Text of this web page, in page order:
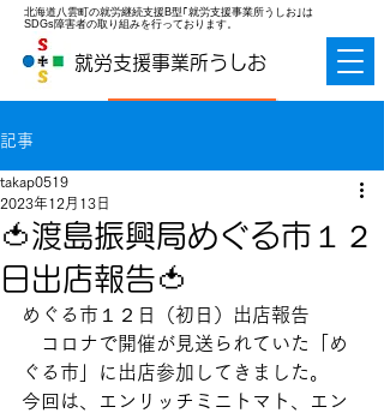
北海道八雲町の就労継続支援B型｢就労支援事業所うしお｣は
SDGs障害者の取り組みを行っております。
就労支援事業所うしお
記事
🍅渡島振興局めぐる市１２
日出店報告🍅
takap0519
2023年12月13日
めぐる市１２日（初日）出店報告
コロナで開催が見送られていた「め
ぐる市」に出店参加してきました。
今回は、エンリッチミニトマト、エン